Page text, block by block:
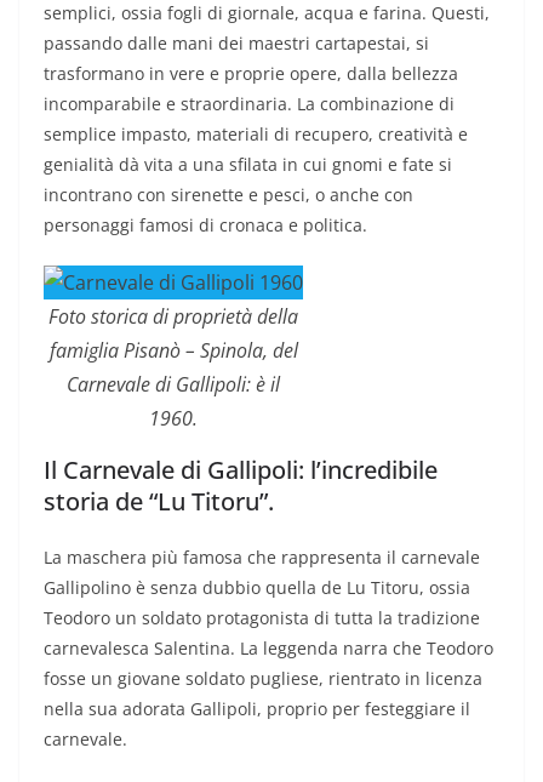
semplici, ossia fogli di giornale, acqua e farina. Questi,
passando dalle mani dei maestri cartapestai, si
trasformano in vere e proprie opere, dalla bellezza
incomparabile e straordinaria. La combinazione di
semplice impasto, materiali di recupero, creatività e
genialità dà vita a una sfilata in cui gnomi e fate si
incontrano con sirenette e pesci, o anche con
personaggi famosi di cronaca e politica.
Foto storica di proprietà della
famiglia Pisanò – Spinola, del
Carnevale di Gallipoli: è il
1960.
Il Carnevale di Gallipoli: l’incredibile
storia de “Lu Titoru”.
La maschera più famosa che rappresenta il carnevale
Gallipolino è senza dubbio quella de Lu Titoru, ossia
Teodoro un soldato protagonista di tutta la tradizione
carnevalesca Salentina. La leggenda narra che Teodoro
fosse un giovane soldato pugliese, rientrato in licenza
nella sua adorata Gallipoli, proprio per festeggiare il
carnevale.